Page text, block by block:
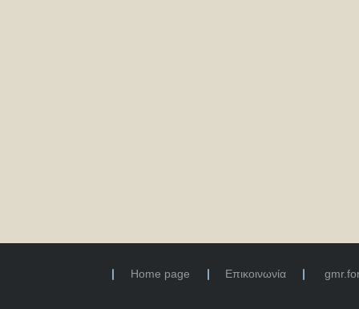
Home page Επικοινωνία